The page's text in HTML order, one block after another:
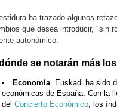
ha trazado algunos
que desea introducir, "sin
autonómico.
se notarán más
Economía. Euskadi ha sido
económicas de España. Con la
del Concierto Económico, los